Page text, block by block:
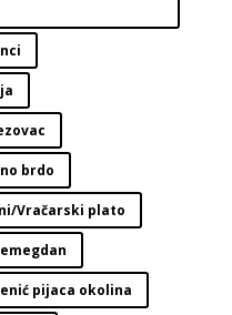
brdo
Vračarski plato
pijaca okolina